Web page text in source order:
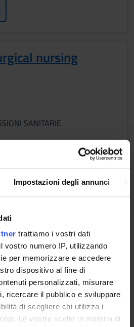
Impostazioni degli annunci
trattiamo i vostri dati
vostro numero IP, utilizzando
per memorizzare e accedere
dispositivo al fine di
personalizzati, misurare
ricercare il pubblico e sviluppare
di scegliere chi utilizza i
Le vostre scelte in materia di
nursing
SANITARIE
SANITARIE